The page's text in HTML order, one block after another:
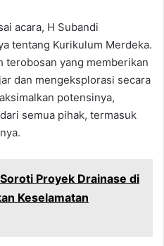
acara, H Subandi
tentang Kurikulum Merdeka.
terobosan yang memberikan
dan mengeksplorasi secara
potensinya,
semua pihak, termasuk
Proyek Drainase di
Keselamatan